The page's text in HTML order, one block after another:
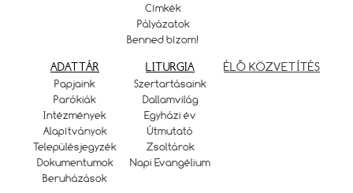
Címkék
Pályázatok
Benned bízom!
ADATTÁR
Papjaink
Parókiák
Intézmények
Alapítványok
Településjegyzék
Dokumentumok
Beruházások
LITURGIA
Szertartásaink
Dallamvilág
Egyházi év
Útmutató
Zsoltárok
Napi Evangélium
ÉLŐ KÖZVETÍTÉS